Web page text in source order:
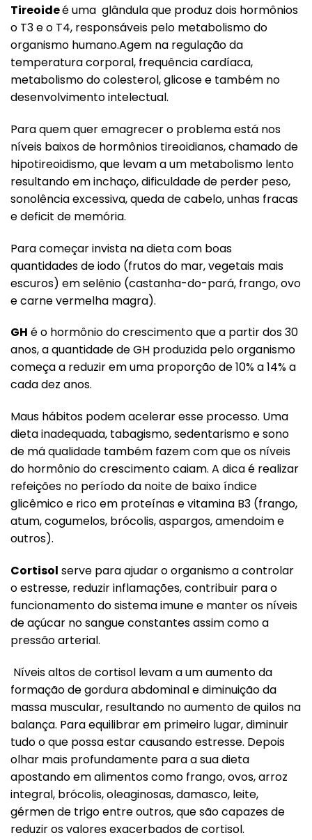
Tireoideé uma glândula que produz dois hormônios
o T3 e o T4, responsáveis pelo metabolismo do
organismo humano.Agem na regulação da
temperatura corporal, frequência cardíaca,
metabolismo do colesterol, glicose e também no
desenvolvimento intelectual.
Para quem quer emagrecer o problema está nos
níveis baixos de hormônios tireoidianos, chamado de
hipotireoidismo, que levam a um metabolismo lento
resultando em inchaço, dificuldade de perder peso,
sonolência excessiva, queda de cabelo, unhas fracas
e deficit de memória.
Para começar invista na dieta com boas
quantidades de iodo (frutos do mar, vegetais mais
escuros) em selênio (castanha-do-pará, frango, ovo
e carne vermelha magra).
GH é o hormônio do crescimento que a partir dos 30
anos, a quantidade de GH produzida pelo organismo
começa a reduzir em uma proporção de 10% a 14% a
cada dez anos.
Maus hábitos podem acelerar esse processo. Uma
dieta inadequada, tabagismo, sedentarismo e sono
de má qualidade também fazem com que os níveis
do hormônio do crescimento caiam. A dica é realizar
refeições no período da noite de baixo índice
glicêmico e rico em proteínas e vitamina B3 (frango,
atum, cogumelos, brócolis, aspargos, amendoim e
outros).
Cortisol serve para ajudar o organismo a controlar
o estresse, reduzir inflamações, contribuir para o
funcionamento do sistema imune e manter os níveis
de açúcar no sangue constantes assim como a
pressão arterial.
Níveis altos de cortisol levam a um aumento da
formação de gordura abdominal e diminuição da
massa muscular, resultando no aumento de quilos na
balança. Para equilibrar em primeiro lugar, diminuir
tudo o que possa estar causando estresse. Depois
olhar mais profundamente para a sua dieta
apostando em alimentos como frango, ovos, arroz
integral, brócolis, oleaginosas, damasco, leite,
gérmen de trigo entre outros, que são capazes de
reduzir os valores exacerbados de cortisol.